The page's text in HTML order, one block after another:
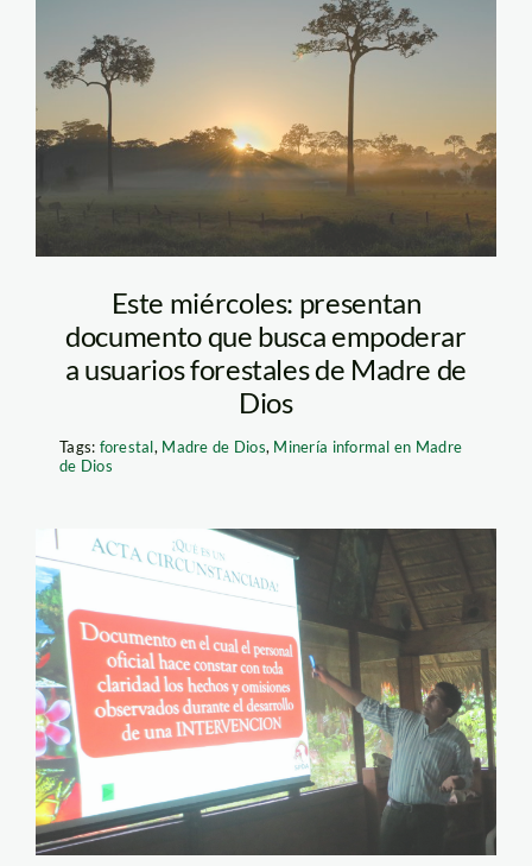
Castaña Madre de
Dios
Este miércoles: presentan
documento que busca empoderar
a usuarios forestales de Madre de
Dios
Tags: forestal, Madre de Dios, Minería informal en Madre
de Dios
foto taller_spda